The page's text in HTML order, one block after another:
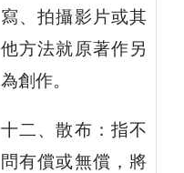
寫、拍攝影片或其
他方法就原著作另
為創作。
十二、散布：指不
問有償或無償，將